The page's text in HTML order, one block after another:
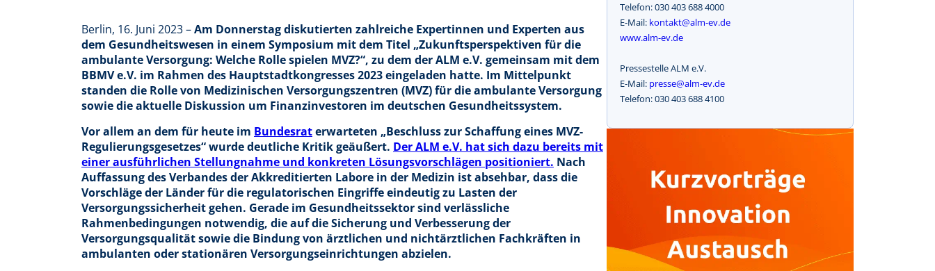
Berlin, 16. Juni 2023 –Am Donnerstag diskutierten zahlreiche Expertinnen und Experten aus
dem Gesundheitswesen in einem Symposium mit dem Titel „Zukunftsperspektiven für die
ambulante Versorgung: Welche Rolle spielen MVZ?“, zu dem der ALM e.V. gemeinsam mit dem
BBMV e.V. im Rahmen des Hauptstadtkongresses 2023 eingeladen hatte. Im Mittelpunkt
standen die Rolle von Medizinischen Versorgungszentren (MVZ) für die ambulante Versorgung
sowie die aktuelle Diskussion um Finanzinvestoren im deutschen Gesundheitssystem.
Vor allem an dem für heute im Bundesraterwarteten „Beschluss zur Schaffung eines MVZ-
Regulierungsgesetzes“ wurde deutliche Kritik geäußert. Der ALM e.V. hat sich dazu bereits mit
einer ausführlichen Stellungnahme und konkreten Lösungsvorschlägen positioniert. Nach
Auffassung des Verbandes der Akkreditierten Labore in der Medizin ist absehbar, dass die
Vorschläge der Länder für die regulatorischen Eingriffe eindeutig zu Lasten der
Versorgungssicherheit gehen. Gerade im Gesundheitssektor sind verlässliche
Rahmenbedingungen notwendig, die auf die Sicherung und Verbesserung der
Versorgungsqualität sowie die Bindung von ärztlichen und nichtärztlichen Fachkräften in
ambulanten oder stationären Versorgungseinrichtungen abzielen.
Telefon: 030 403 688 4000
E-Mail: kontakt@alm-ev.de
www.alm-ev.de
Pressestelle ALM e.V.
E-Mail:presse@alm-ev.de
Telefon: 030 403 688 4100